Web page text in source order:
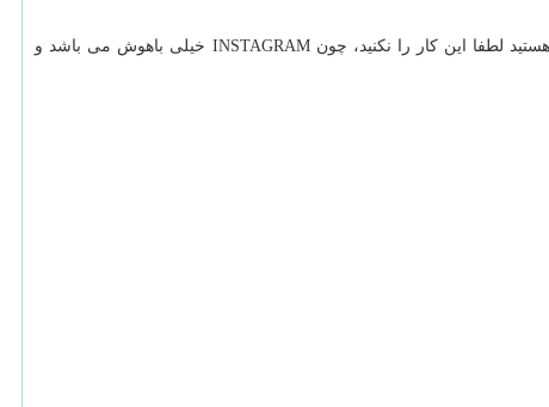
افراد مشهور دارای فن پیج های زیادی هستند که اینستاگرام برای مشخص کردن صفحه اصلی نشان تایید می دهد. حال اگر به فکر ساختن فن پیج هستید لطفا این کار را نکنید، چون INSTAGRAM خیلی باهوش می باشد و